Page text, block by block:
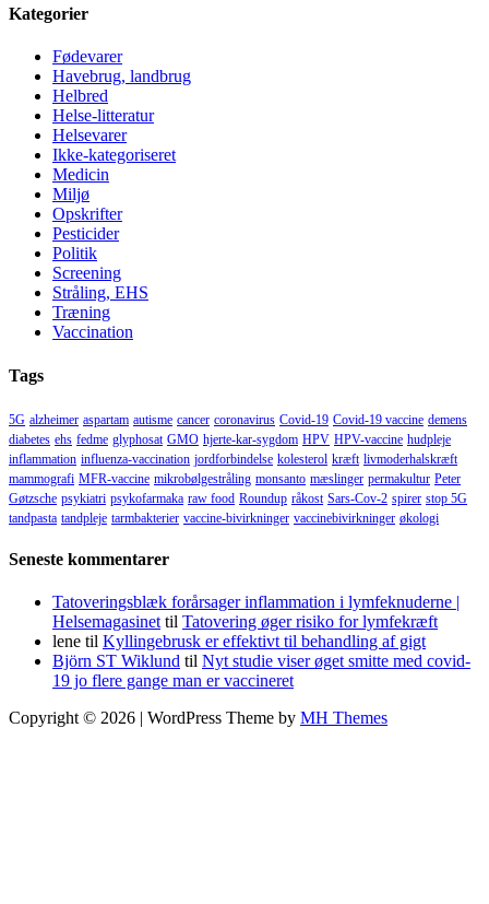
Kategorier
Fødevarer
Havebrug, landbrug
Helbred
Helse-litteratur
Helsevarer
Ikke-kategoriseret
Medicin
Miljø
Opskrifter
Pesticider
Politik
Screening
Stråling, EHS
Træning
Vaccination
Tags
5G alzheimer aspartam autisme cancer coronavirus Covid-19 Covid-19 vaccine demens
diabetes ehs fedme glyphosat GMO hjerte-kar-sygdom HPV HPV-vaccine hudpleje
inflammation influenza-vaccination jordforbindelse kolesterol kræft livmoderhalskræft
mammografi MFR-vaccine mikrobølgestråling monsanto mæslinger permakultur Peter
Gøtzsche psykiatri psykofarmaka raw food Roundup råkost Sars-Cov-2 spirer stop 5G
tandpasta tandpleje tarmbakterier vaccine-bivirkninger vaccinebivirkninger økologi
Seneste kommentarer
Tatoveringsblæk forårsager inflammation i lymfeknuderne |
Helsemagasinettil Tatovering øger risiko for lymfekræft
lene til Kyllingebrusk er effektivt til behandling af gigt
Björn ST Wiklund til Nyt studie viser øget smitte med covid-
19 jo flere gange man er vaccineret
Copyright © 2026 | WordPress Theme by MH Themes